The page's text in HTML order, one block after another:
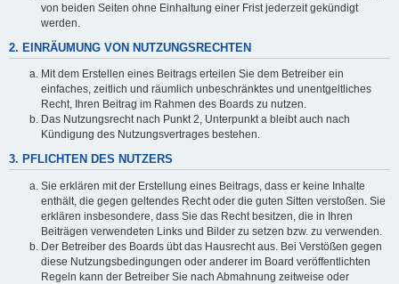
von beiden Seiten ohne Einhaltung einer Frist jederzeit gekündigt
werden.
2. EINRÄUMUNG VON NUTZUNGSRECHTEN
Mit dem Erstellen eines Beitrags erteilen Sie dem Betreiber ein
einfaches, zeitlich und räumlich unbeschränktes und unentgeltliches
Recht, Ihren Beitrag im Rahmen des Boards zu nutzen.
Das Nutzungsrecht nach Punkt 2, Unterpunkt a bleibt auch nach
Kündigung des Nutzungsvertrages bestehen.
3. PFLICHTEN DES NUTZERS
Sie erklären mit der Erstellung eines Beitrags, dass er keine Inhalte
enthält, die gegen geltendes Recht oder die guten Sitten verstoßen. Sie
erklären insbesondere, dass Sie das Recht besitzen, die in Ihren
Beiträgen verwendeten Links und Bilder zu setzen bzw. zu verwenden.
Der Betreiber des Boards übt das Hausrecht aus. Bei Verstößen gegen
diese Nutzungsbedingungen oder anderer im Board veröffentlichten
Regeln kann der Betreiber Sie nach Abmahnung zeitweise oder